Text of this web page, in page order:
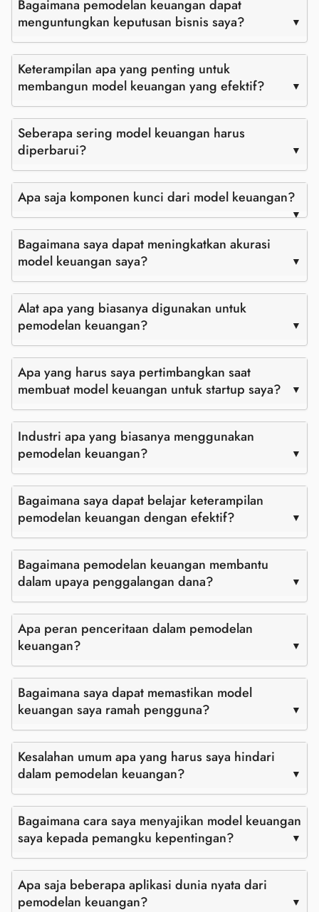
Bagaimana pemodelan keuangan dapat
menguntungkan keputusan bisnis saya?
Keterampilan apa yang penting untuk
membangun model keuangan yang efektif?
Seberapa sering model keuangan harus
diperbarui?
Apa saja komponen kunci dari model keuangan?
Bagaimana saya dapat meningkatkan akurasi
model keuangan saya?
Alat apa yang biasanya digunakan untuk
pemodelan keuangan?
Apa yang harus saya pertimbangkan saat
membuat model keuangan untuk startup saya?
Industri apa yang biasanya menggunakan
pemodelan keuangan?
Bagaimana saya dapat belajar keterampilan
pemodelan keuangan dengan efektif?
Bagaimana pemodelan keuangan membantu
dalam upaya penggalangan dana?
Apa peran penceritaan dalam pemodelan
keuangan?
Bagaimana saya dapat memastikan model
keuangan saya ramah pengguna?
Kesalahan umum apa yang harus saya hindari
dalam pemodelan keuangan?
Bagaimana cara saya menyajikan model keuangan
saya kepada pemangku kepentingan?
Apa saja beberapa aplikasi dunia nyata dari
pemodelan keuangan?